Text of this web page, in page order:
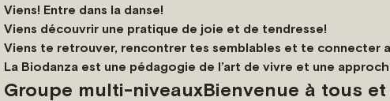
Viens! Entre dans la danse!
Viens découvrir une pratique de joie et de tendresse!
Viens te retrouver, rencontrer tes semblables et te connecter
La Biodanza est une pédagogie de l’art de vivre et une
Groupe multi-niveauxBienvenue à tous